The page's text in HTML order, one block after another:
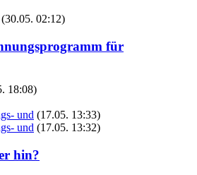
(30.05. 02:12)
für
18:08)
und (17.05. 13:33)
und (17.05. 13:32)
hin?